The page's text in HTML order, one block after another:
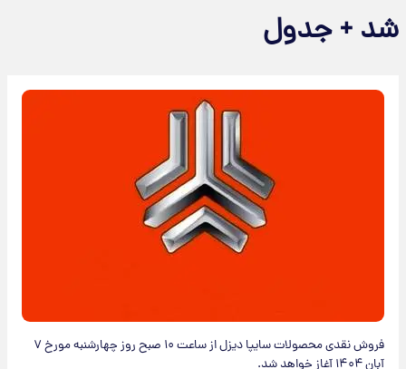
شد + جدول
​فروش نقدی محصولات سایپا دیزل از ساعت ۱۰ صبح روز چهارشنبه مورخ ۷
آبان ۱۴۰۴ آغاز خواهد شد.